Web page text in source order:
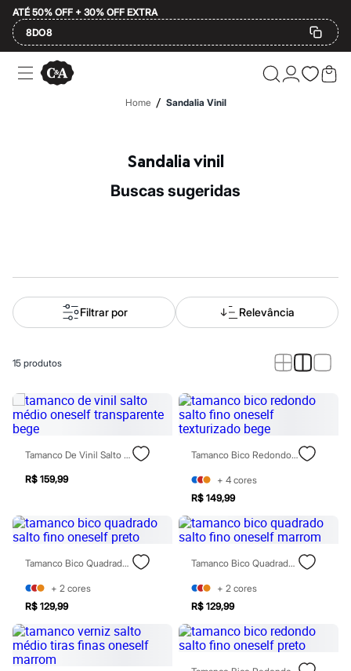
ATÉ 50% OFF + 30% OFF EXTRA
8DO8
Ofertas
Compre por Departamento
Alfaiataria
Novidades
Roupas
Blusas e Camisetas
Casacos e Jaquetas
Macacões
Saias
Shorts e Bermudas
Vestidos
Acessórios
Bonés e Chapéus
Óculos
Relógios
Botas
Chinelos
Rasteirinhas
Sandálias
Sapatilhas
Tênis
Marcas
City
Home / Sandalia Vinil
Sandalia vinil
buscas sugeridas
Filtrar por Relevância
15 produtos
Tamanco De Vinil Salto Médio Oneself Transparente Bege
R$ 159,99
Tamanco Bico Redondo Salto Fino Oneself Texturizado Bege
+ 4 cores
R$ 149,99
Tamanco Bico Quadrado Salto Fino Oneself Preto
+ 2 cores
R$ 129,99
Tamanco Bico Quadrado Salto Fino Oneself Marrom
+ 2 cores
R$ 129,99